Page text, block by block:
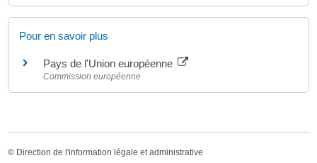
Pour en savoir plus
Pays de l'Union européenne
Commission européenne
© Direction de l'information légale et administrative